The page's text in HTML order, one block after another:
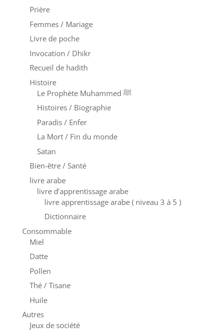
Prière
Femmes / Mariage
Livre de poche
Invocation / Dhikr
Recueil de hadith
Histoire
Le Prophète Muhammed ﷺ
Histoires / Biographie
Paradis / Enfer
La Mort / Fin du monde
Satan
Bien-être / Santé
livre arabe
livre d’apprentissage arabe
livre apprentissage arabe ( niveau 3 à 5 )
Dictionnaire
Consommable
Miel
Datte
Pollen
Thé / Tisane
Huile
Autres
Jeux de société